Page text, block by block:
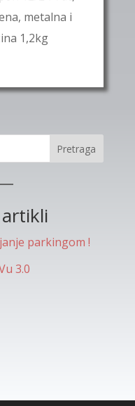
metalna i
1,2kg
Pretraga
parkingom !
3.0